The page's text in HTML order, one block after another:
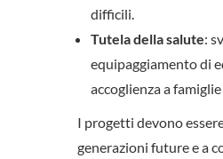
difficili.
Tutela della salute:
equipaggiamento di
accoglienza a
I progetti devono
generazioni future e a